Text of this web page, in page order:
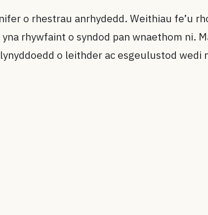
o rhestrau anrhydedd. Weithiau fe’u
rhywfaint o syndod pan wnaethom ni.
o leithder ac esgeulustod